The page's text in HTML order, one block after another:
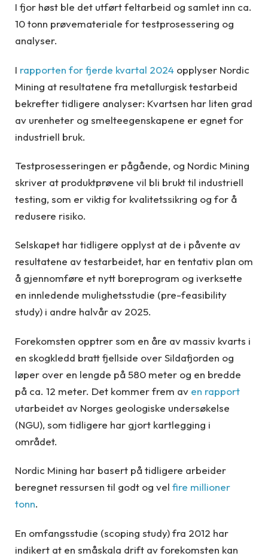
I fjor høst ble det utført feltarbeid og samlet inn ca.
10 tonn prøvemateriale for testprosessering og
analyser.
I rapporten for fjerde kvartal 2024 opplyser Nordic
Mining at resultatene fra metallurgisk testarbeid
bekrefter tidligere analyser: Kvartsen har liten grad
av urenheter og smelteegenskapene er egnet for
industriell bruk.
Testprosesseringen er pågående, og Nordic Mining
skriver at produktprøvene vil bli brukt til industriell
testing, som er viktig for kvalitetssikring og for å
redusere risiko.
Selskapet har tidligere opplyst at de i påvente av
resultatene av testarbeidet, har en tentativ plan om
å gjennomføre et nytt boreprogram og iverksette
en innledende mulighetsstudie (pre-feasibility
study) i andre halvår av 2025.
Forekomsten opptrer som en åre av massiv kvarts i
en skogkledd bratt fjellside over Sildafjorden og
løper over en lengde på 580 meter og en bredde
på ca. 12 meter. Det kommer frem av en rapport
utarbeidet av Norges geologiske undersøkelse
(NGU), som tidligere har gjort kartlegging i
området.
Nordic Mining har basert på tidligere arbeider
beregnet ressursen til godt og vel fire millioner
tonn.
En omfangsstudie (scoping study) fra 2012 har
indikert at en småskala drift av forekomsten kan